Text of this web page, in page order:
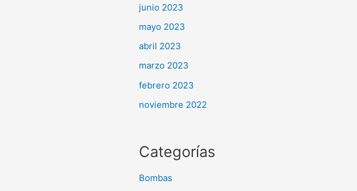
junio 2023
mayo 2023
abril 2023
marzo 2023
febrero 2023
noviembre 2022
Categorías
Bombas